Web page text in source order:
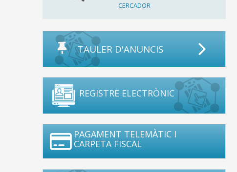
CERCADOR
TAULER D'ANUNCIS
REGISTRE ELECTRÒNIC
PAGAMENT TELEMÀTIC I
CARPETA FISCAL